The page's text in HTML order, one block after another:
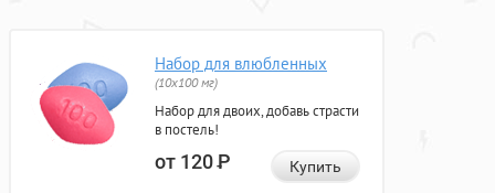
Набор для влюбленных
(10х100 мг)
Набор для двоих, добавь страсти
в постель!
от 120Р Купить